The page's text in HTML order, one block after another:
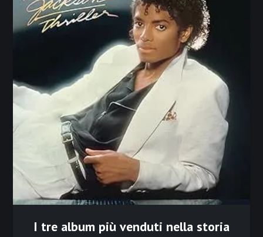
I tre album più venduti nella storia